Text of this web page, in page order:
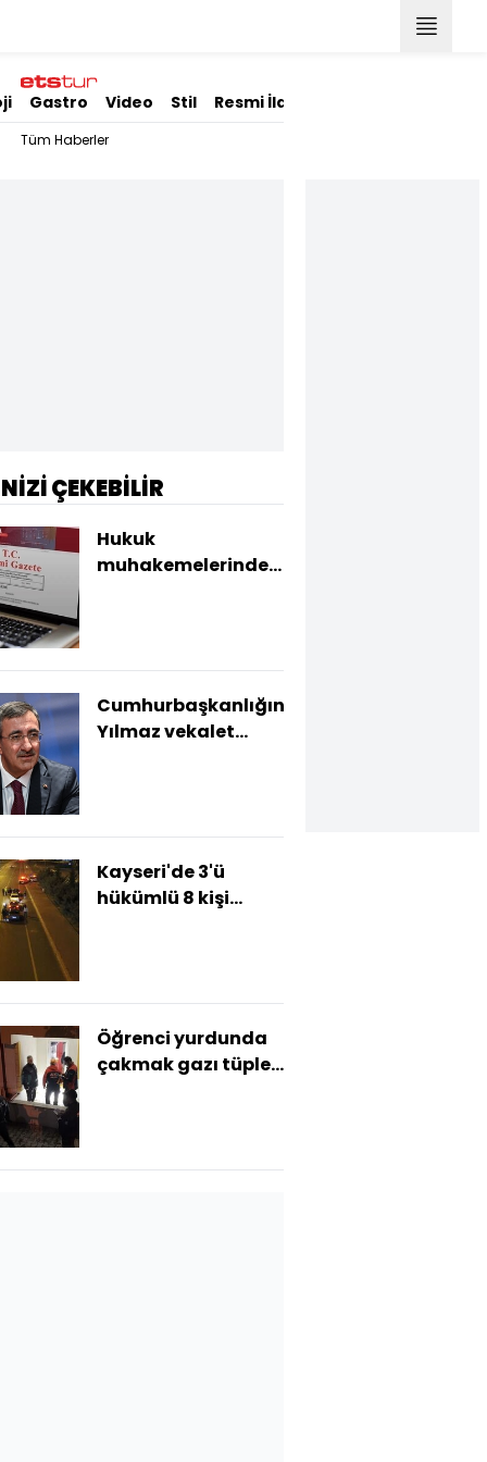
Gastro Video Stil Resmi İlanlar
Tüm Haberler
ÇEKEBİLİR
Hukuk
muhakemelerindeki
Cumhurbaşkanlığına
Yılmaz vekalet
Kayseri'de 3'ü
hükümlü 8 kişi
Öğrenci yurdunda
çakmak gazı tüpleri